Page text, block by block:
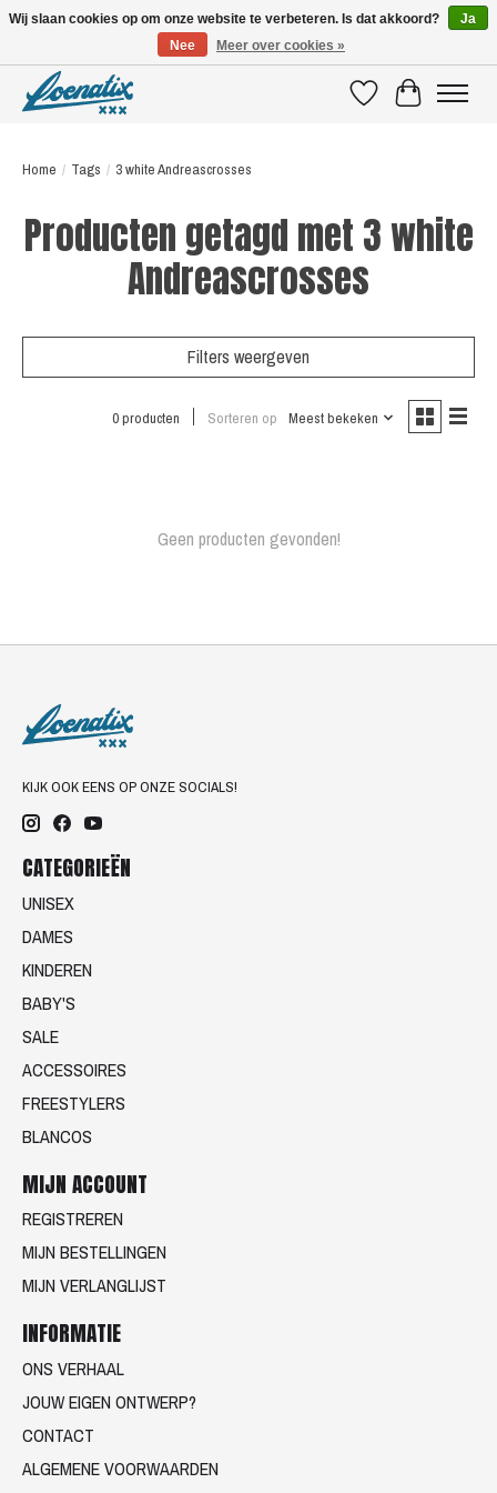
VerlanglijstWinkelwagen
Home / Tags / 3 white Andreascrosses
Producten getagd met 3 white
Andreascrosses
Filters weergeven
0 producten Sorteren op Meest bekeken
Geen producten gevonden!
KIJK OOK EENS OP ONZE SOCIALS!
CATEGORIEËN
UNISEX
DAMES
KINDEREN
BABY'S
SALE
ACCESSOIRES
FREESTYLERS
BLANCOS
MIJN ACCOUNT
REGISTREREN
MIJN BESTELLINGEN
MIJN VERLANGLIJST
INFORMATIE
ONS VERHAAL
JOUW EIGEN ONTWERP?
CONTACT
ALGEMENE VOORWAARDEN
Wij slaan cookies op om onze website te verbeteren. Is dat akkoord?
Ja
Nee
Meer over cookies »